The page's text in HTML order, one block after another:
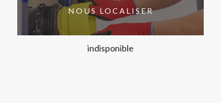
NOUS LOCALISER
indisponible